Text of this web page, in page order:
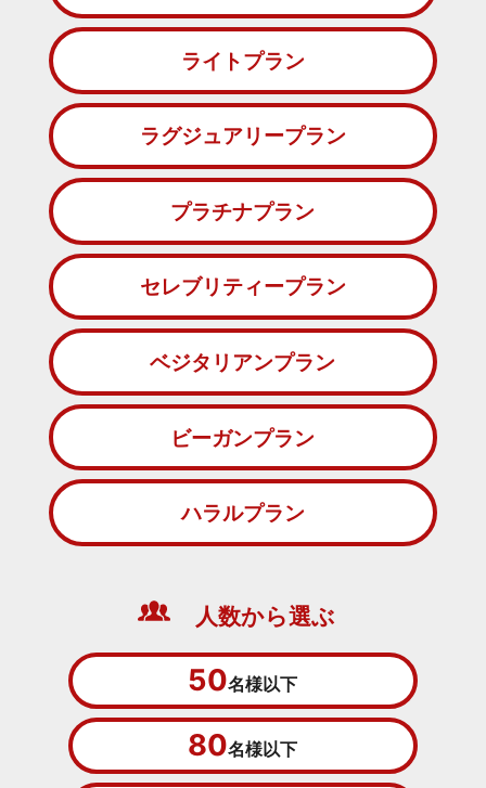
ライトプラン
ラグジュアリープラン
プラチナプラン
セレブリティープラン
ベジタリアンプラン
ビーガンプラン
ハラルプラン
人数から選ぶ
50名様以下
80名様以下